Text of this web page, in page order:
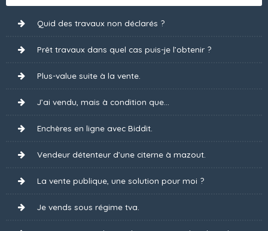
Quid des travaux non déclarés ?
Prêt travaux dans quel cas puis-je l’obtenir ?
Plus-value suite à la vente.
J’ai vendu, mais à condition que...
Enchères en ligne avec Biddit.
Vendeur détenteur d’une citerne à mazout.
La vente publique, une solution pour moi ?
Je vends sous régime tva.